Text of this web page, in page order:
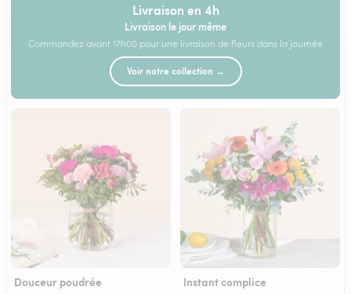
Livraison en 4h
Livraison le jour même
Commandez avant 17h00 pour une livraison de fleurs dans la journée
Voir notre collection →
Douceur poudrée Instant complice